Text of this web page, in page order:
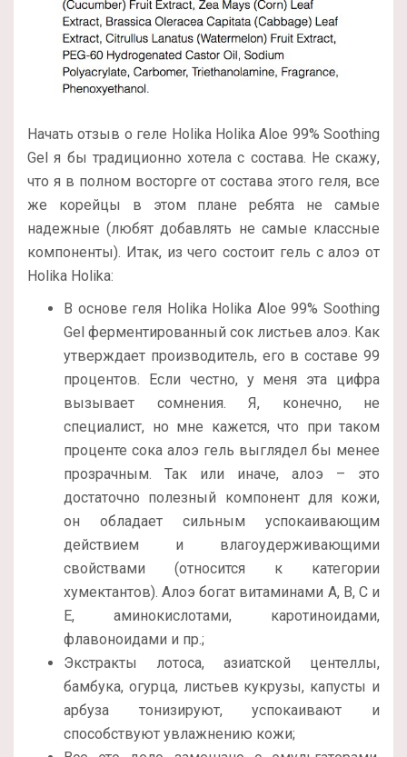
Начать отзыв о геле Holika Holika Aloe 99% Soothing
Gel я бы традиционно хотела с состава. Не скажу,
что я в полном восторге от состава этого геля, все
же корейцы в этом плане ребята не самые
надежные (любят добавлять не самые классные
компоненты). Итак, из чего состоит гель с алоэ от
Holika Holika:
В основе геля Holika Holika Aloe 99% Soothing
Gel ферментированный сок листьев алоэ. Как
утверждает производитель, его в составе 99
процентов. Если честно, у меня эта цифра
вызывает сомнения. Я, конечно, не
специалист, но мне кажется, что при таком
проценте сока алоэ гель выглядел бы менее
прозрачным. Так или иначе, алоэ – это
достаточно полезный компонент для кожи,
он обладает сильным успокаивающим
действием и влагоудерживающими
свойствами (относится к категории
хумектантов). Алоэ богат витаминами А, В, С и
Е, аминокислотами, каротиноидами,
флавоноидами и пр.;
Экстракты лотоса, азиатской центеллы,
бамбука, огурца, листьев кукрузы, капусты и
арбуза тонизируют, успокаивают и
способствуют увлажнению кожи;